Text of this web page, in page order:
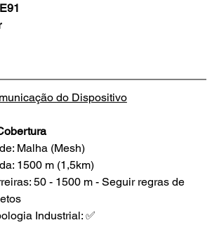
do Dispositivo
Malha (Mesh)
1500 m (1,5km)
50 - 1500 m - Seguir regras de
Industrial: ✅